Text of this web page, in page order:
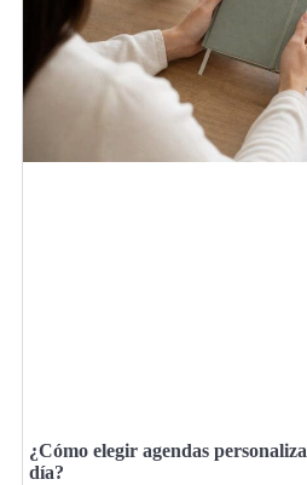
¿Cómo elegir agendas
día?